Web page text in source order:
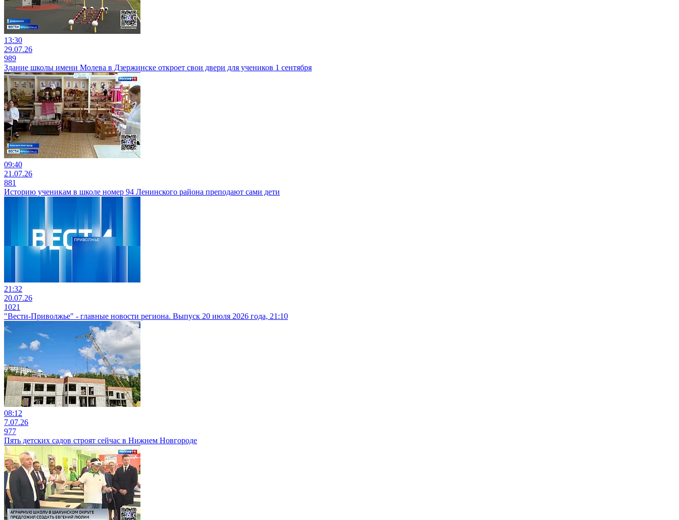
13:30
29.07.26
989
Здание школы имени Молева в Дзержинске откроет свои двери для учеников 1 сентября
09:40
21.07.26
881
Историю ученикам в школе номер 94 Ленинского района преподают сами дети
21:32
20.07.26
1021
"Вести-Приволжье" - главные новости региона. Выпуск 20 июля 2026 года, 21:10
08:12
7.07.26
977
Пять детских садов строят сейчас в Нижнем Новгороде